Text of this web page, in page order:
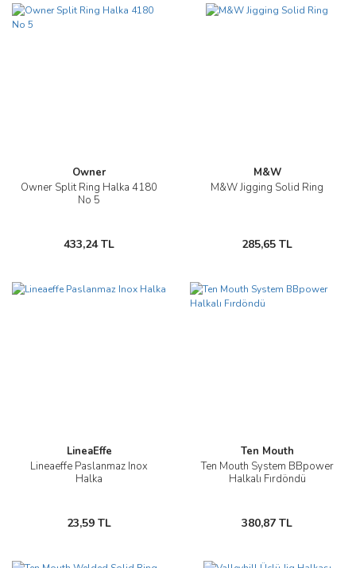
Owner
Owner Split Ring Halka 4180
No 5
433,24 TL
M&W
M&W Jigging Solid Ring
285,65 TL
LineaEffe
Lineaeffe Paslanmaz Inox
Halka
23,59 TL
Ten Mouth
Ten Mouth System BBpower
Halkalı Fırdöndü
380,87 TL